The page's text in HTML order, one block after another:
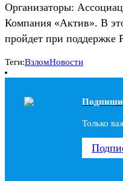
Организаторы:
Компания «Актив». В
пройдет при поддержке
Теги:ВзломНовости
Только